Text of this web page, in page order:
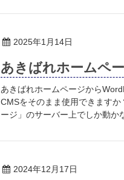
2025年1月14日
あきばれホームペ
あきばれホームページから
CMSをそのまま使用できます
ージ」のサーバー上でしか動
2024年12月17日